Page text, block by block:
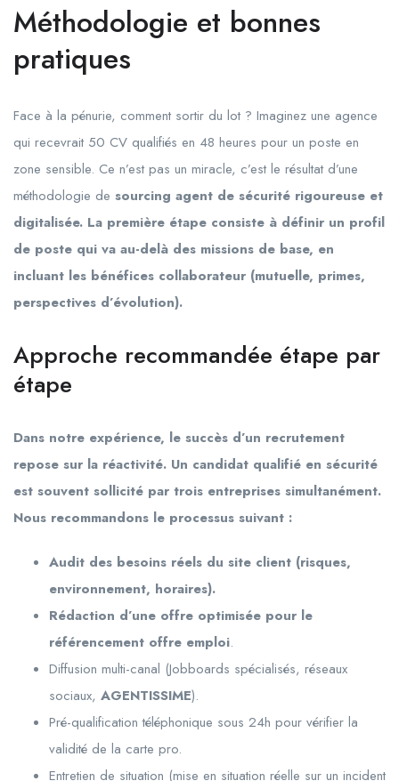
Méthodologie et bonnes
pratiques
Face à la pénurie, comment sortir du lot ? Imaginez une agence
qui recevrait 50 CV qualifiés en 48 heures pour un poste en
zone sensible. Ce n’est pas un miracle, c’est le résultat d’une
méthodologie de sourcing agent de sécurité rigoureuse et
digitalisée. La première étape consiste à définir un profil
de poste qui va au-delà des missions de base, en
incluant les bénéfices collaborateur (mutuelle, primes,
perspectives d’évolution).
Approche recommandée étape par
étape
Dans notre expérience, le succès d’un recrutement
repose sur la réactivité. Un candidat qualifié en sécurité
est souvent sollicité par trois entreprises simultanément.
Nous recommandons le processus suivant :
Audit des besoins réels du site client (risques,
environnement, horaires).
Rédaction d’une offre optimisée pour le
référencement offre emploi.
Diffusion multi-canal (Jobboards spécialisés, réseaux
sociaux, AGENTISSIME).
Pré-qualification téléphonique sous 24h pour vérifier la
validité de la carte pro.
Entretien de situation (mise en situation réelle sur un incident